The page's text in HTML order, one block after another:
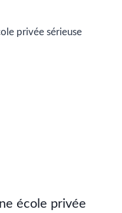
école privée